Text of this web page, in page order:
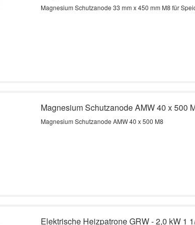
Magnesium Schutzanode 33 mm x 450 mm M8 für
Magnesium Schutzanode AMW 40 x 500
Magnesium Schutzanode AMW 40 x 500 M8
Elektrische Heizpatrone GRW - 2,0 kW 1